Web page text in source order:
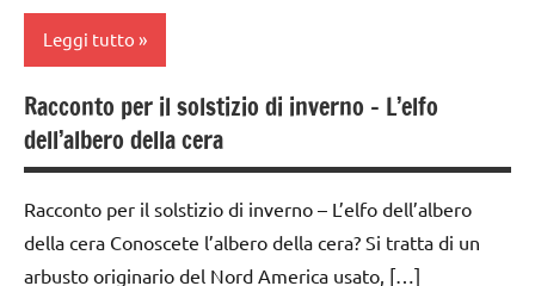
TUTTI GLI
ARTICOLI
lavoretti
per
Natale
Natale
tecniche
FESTE
GUIDA
DIDATTICA
WALDORF
Natale
PEDAGOGIE
Leggi tutto
acquarello
arte
Racconto per il solstizio di inverno – L’elfo
dell’albero della cera
Racconto per il solstizio di inverno – L’elfo dell’albero
della cera Conoscete l’albero della cera? Si tratta di un
arbusto originario del Nord America usato, […]